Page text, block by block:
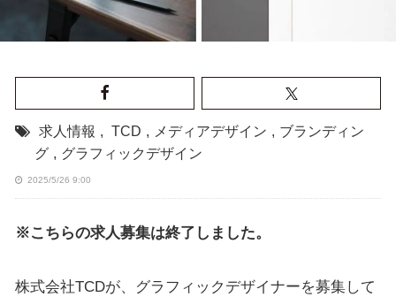
求人情報 , TCD , メディアデザイン , ブランディン
グ , グラフィックデザイン
2025/5/26 9:00
※こちらの求人募集は終了しました。
株式会社TCDが、グラフィックデザイナーを募集して